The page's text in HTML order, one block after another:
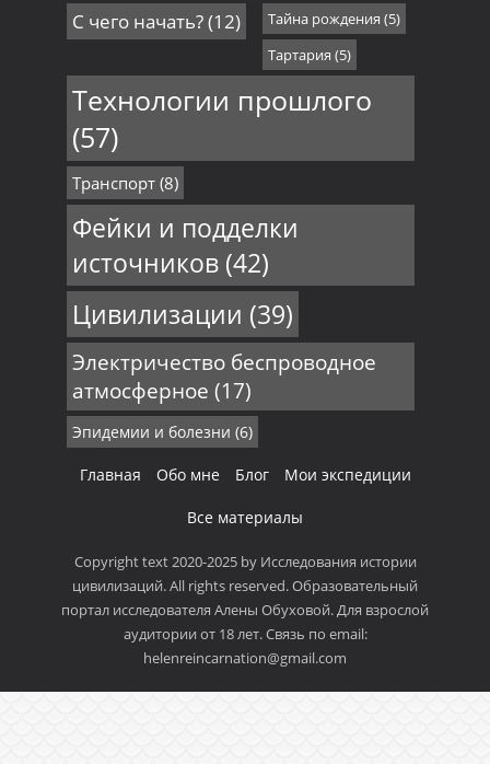
С чего начать?(12) Тайна рождения (5)
Тартария (5)
Технологии прошлого
(57)
Транспорт(8)
Фейки и подделки
источников(42)
Цивилизации (39)
Электричество беспроводное
атмосферное (17)
Эпидемии и болезни (6)
Главная Обо мне Блог Мои экспедиции
Все материалы
Copyright text 2020-2025 by Исследования истории
цивилизаций. All rights reserved. Образовательный
портал исследователя Алены Обуховой. Для взрослой
аудитории от 18 лет. Связь по email:
helenreincarnation@gmail.com